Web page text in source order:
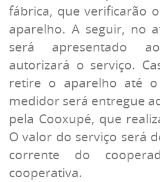
fábrica, que verificarão
aparelho. A seguir, no
será apresentado
autorizará o serviço.
retire o aparelho até
medidor será entregue
pela Cooxupé, que
O valor do serviço será
corrente do
cooperativa.